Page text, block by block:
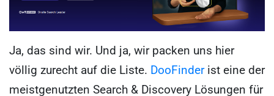
Ja, das sind wir. Und ja, wir packen uns hier
völlig zurecht auf die Liste. DooFinderist eine der
meistgenutzten Search & Discovery Lösungen für